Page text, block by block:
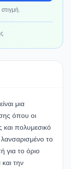
μια
όπου οι
και πολυμεσικό
το
για το όριο
την